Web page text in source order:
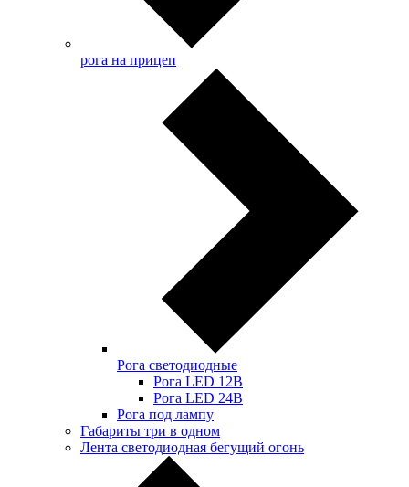
рога на прицеп
Рога светодиодные
Рога LED 12В
Рога LED 24В
Рога под лампу
Габариты три в одном
Лента светодиодная бегущий огонь